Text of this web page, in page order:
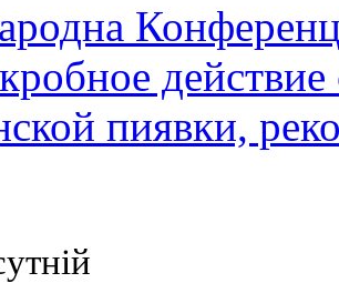
пиявки,